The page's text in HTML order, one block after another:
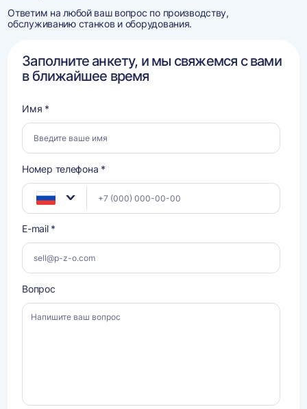
Ответим на любой ваш вопрос по производству,
обслуживанию станков и оборудования.
Заполните анкету, и мы свяжемся с вами
в ближайшее время
Имя *
Номер телефона *
E-mail *
Вопрос